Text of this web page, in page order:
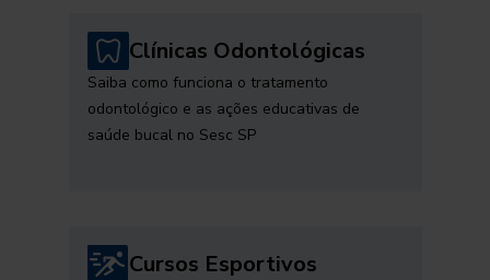
Clínicas Odontológicas
Saiba como funciona o tratamento
odontológico e as ações educativas de
saúde bucal no Sesc SP
Cursos Esportivos